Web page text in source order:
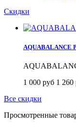
Скидки
AQUABALANCE
1 000 руб 1 260
Все скидки
Просмотренные